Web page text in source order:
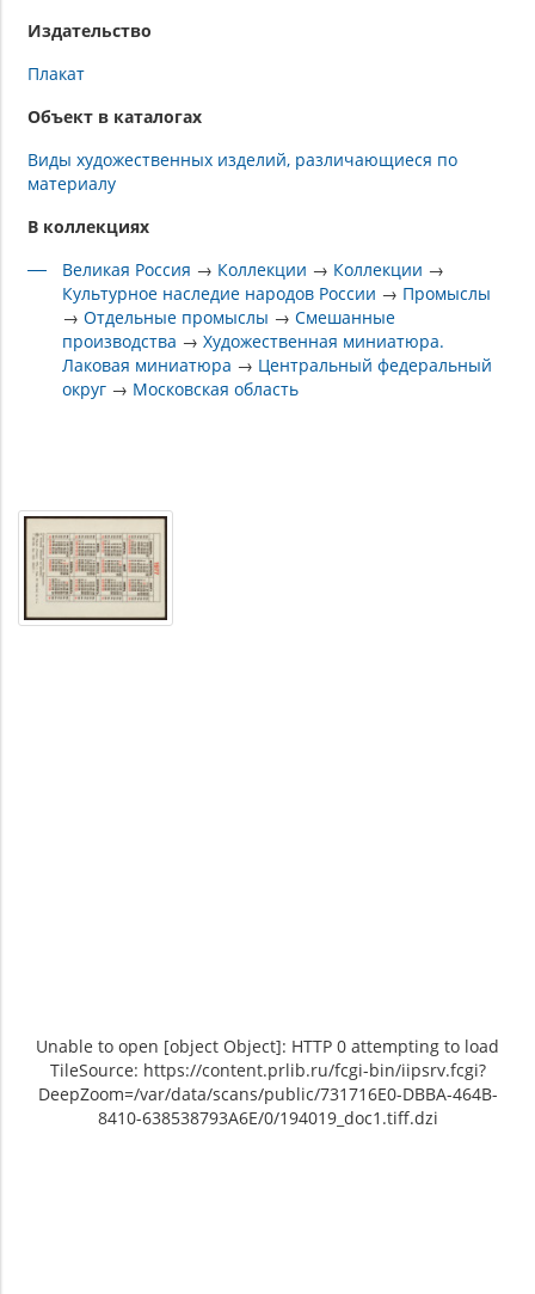
Издательство
Плакат
Объект в каталогах
Виды художественных изделий, различающиеся по
материалу
В коллекциях
Великая Россия → Коллекции → Коллекции →
Культурное наследие народов России → Промыслы
→Отдельные промыслы →Смешанные
производства →Художественная миниатюра.
Лаковая миниатюра → Центральный федеральный
округ → Московская область
Unable to open [object Object]: HTTP 0 attempting to load
TileSource: https://content.prlib.ru/fcgi-bin/iipsrv.fcgi?
DeepZoom=/var/data/scans/public/731716E0-DBBA-464B-
8410-638538793A6E/0/194019_doc1.tiff.dzi